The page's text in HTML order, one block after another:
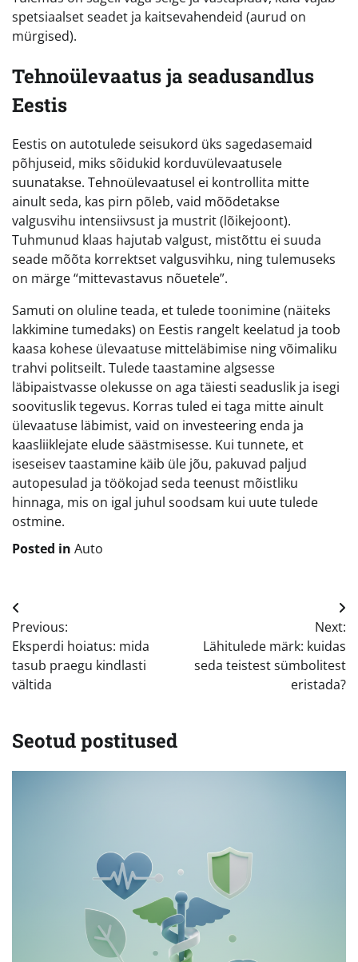
spetsiaalset seadet ja kaitsevahendeid (aurud on
mürgised).
Tehnoülevaatus ja seadusandlus
Eestis
Eestis on autotulede seisukord üks sagedasemaid
põhjuseid, miks sõidukid korduvülevaatusele
suunatakse. Tehnoülevaatusel ei kontrollita mitte
ainult seda, kas pirn põleb, vaid mõõdetakse
valgusvihu intensiivsust ja mustrit (lõikejoont).
Tuhmunud klaas hajutab valgust, mistõttu ei suuda
seade mõõta korrektset valgusvihku, ning tulemuseks
on märge “mittevastavus nõuetele”.
Samuti on oluline teada, et tulede toonimine (näiteks
lakkimine tumedaks) on Eestis rangelt keelatud ja toob
kaasa kohese ülevaatuse mitteläbimise ning võimaliku
trahvi politseilt. Tulede taastamine algsesse
läbipaistvasse olekusse on aga täiesti seaduslik ja isegi
soovituslik tegevus. Korras tuled ei taga mitte ainult
ülevaatuse läbimist, vaid on investeering enda ja
kaasliiklejate elude säästmisesse. Kui tunnete, et
iseseisev taastamine käib üle jõu, pakuvad paljud
autopesulad ja töökojad seda teenust mõistliku
hinnaga, mis on igal juhul soodsam kui uute tulede
ostmine.
Posted in Auto
Navigeerimine
Previous:
Eksperdi hoiatus: mida
tasub praegu kindlasti
vältida
Next:
Lähitulede märk: kuidas
seda teistest sümbolitest
eristada?
Seotud postitused